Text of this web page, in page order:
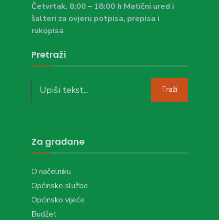
Četvrtak, 8:00 – 18:00 h Matični ured i
šalteri za ovjeru potpisa, prepisa i
rukopisa
Pretraži
for:
Traži
Za građane
O načelniku
Općinske službe
Općinsko vijeće
Budžet